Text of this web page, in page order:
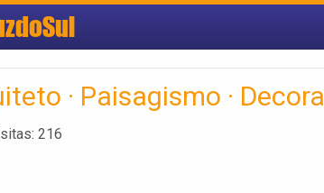
· Paisagismo ·
216